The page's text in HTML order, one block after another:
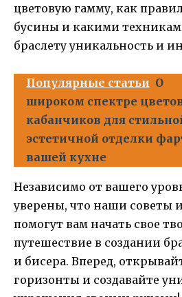
цветовую гамму, как
бусины и какими
браслету уникальность и
Популярные статьи О
широком спектре
кабанчиков для
эстетичной отделки
вашей кухне
Независимо от вашего
уверены, что наши советы
помогут вам начать свое
путешествие в создании
и бисера. Вперед,
горизонты и создавайте